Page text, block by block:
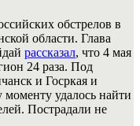
обстрелов в
области. Глава
рассказал, что 4 мая
24 раза. Под
и Госркая и
удалось найти
Пострадали не